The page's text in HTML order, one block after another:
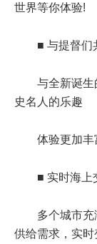
世界等你体验!
■ 与提督们
与全新诞
史名人的乐趣
体验更加丰
■ 实时海上
多个城市
供给需求，实